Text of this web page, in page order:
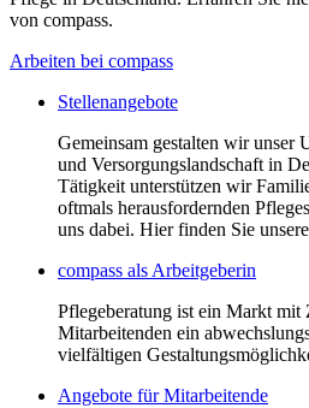
von compass.
Arbeiten bei compass
Stellenangebote
Gemeinsam gestalten wir unser
und Versorgungslandschaft in
Tätigkeit unterstützen wir
oftmals herausfordernden
uns dabei. Hier finden Sie
compass als Arbeitgeberin
Pflegeberatung ist ein Markt mit
Mitarbeitenden ein
vielfältigen
Angebote für Mitarbeitende